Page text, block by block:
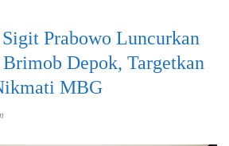
Prabowo Luncurkan
Depok, Targetkan
MBG